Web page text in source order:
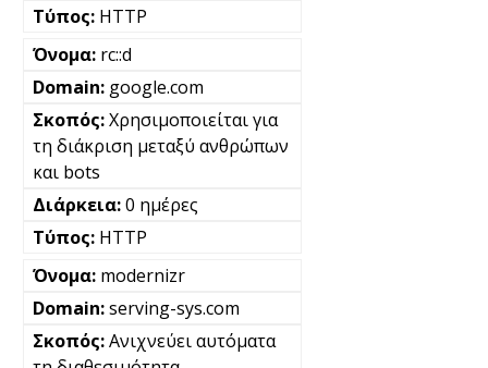
HTTP
rc::d
google.com
Χρησιμοποιείται για
τη διάκριση μεταξύ ανθρώπων
και bots
0 ημέρες
HTTP
modernizr
serving-sys.com
Ανιχνεύει αυτόματα